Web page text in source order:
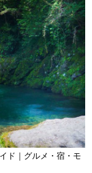
ド｜グルメ・宿・モ